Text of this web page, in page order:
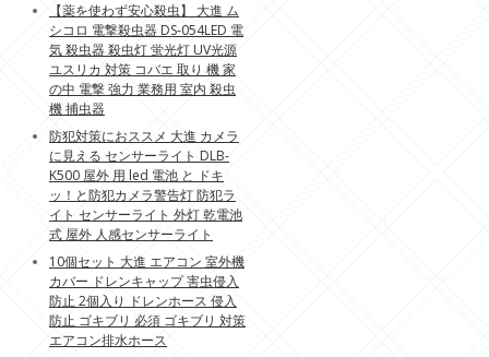
【薬を使わず安心殺虫】 大進 ム
シコロ 電撃殺虫器 DS-054LED 電
気 殺虫器 殺虫灯 蛍光灯 UV光源
ユスリカ 対策 コバエ 取り 機 家
の中 電撃 強力 業務用 室内 殺虫
機 捕虫器
防犯対策におススメ 大進 カメラ
に見える センサーライト DLB-
K500 屋外 用 led 電池 と ドキ
ッ！と防犯カメラ警告灯 防犯ラ
イト センサーライト 外灯 乾電池
式 屋外 人感センサーライト
10個セット 大進 エアコン 室外機
カバー ドレンキャップ 害虫侵入
防止 2個入り ドレンホース 侵入
防止 ゴキブリ 必須 ゴキブリ 対策
エアコン排水ホース